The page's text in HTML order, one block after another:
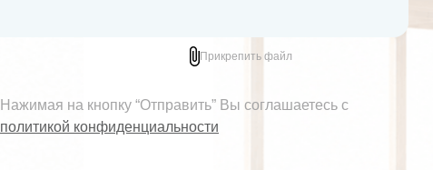
Прикрепить файл
Нажимая на кнопку “Отправить” Вы соглашаетесь с
политикой конфиденциальности